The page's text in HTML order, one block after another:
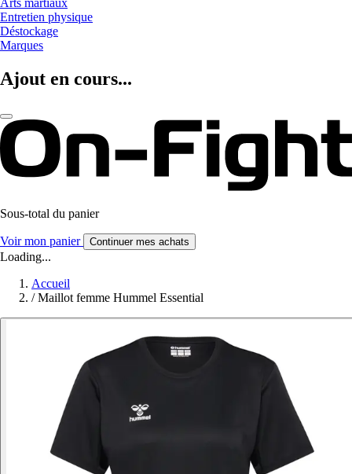
Arts martiaux
Entretien physique
Déstockage
Marques
Ajout en cours...
Sous-total du panier
Voir mon panier Continuer mes achats
Loading...
Accueil
/ Maillot femme Hummel Essential